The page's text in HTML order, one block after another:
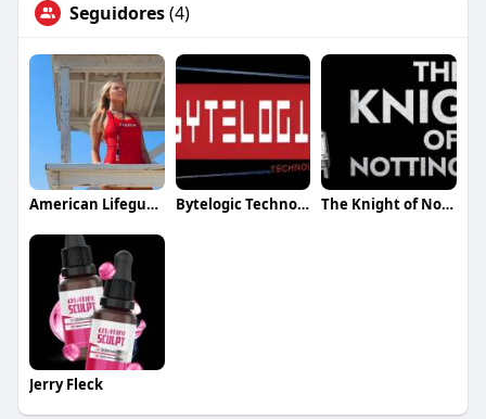
Seguidores(4)
American Lifeguard Association Bytelogic Technologies The Knight of Notting Hill
Jerry Fleck